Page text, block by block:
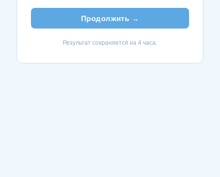
Продолжить →
Результат сохраняется на 4 часа.